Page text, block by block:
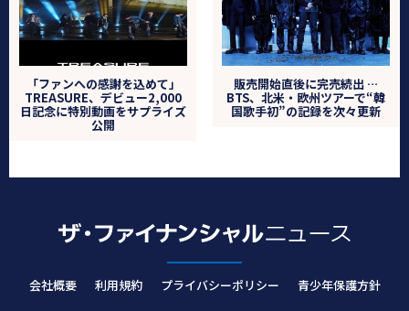
「ファンへの感謝を込めて」
TREASURE、デビュー2,000
日記念に特別動画をサプライズ
公開
販売開始直後に完売続出 …
BTS、北米・欧州ツアーで“韓
国歌手初”の記録を次々更新
会社概要 利用規約 プライバシーポリシー 青少年保護方針